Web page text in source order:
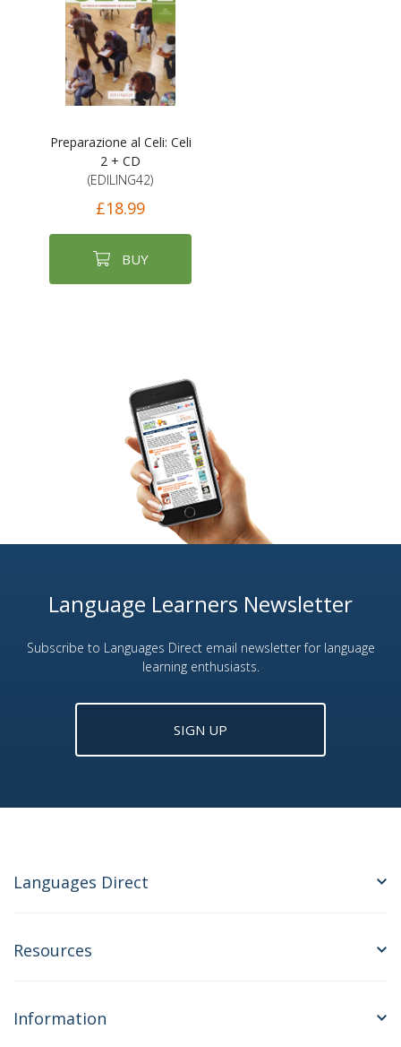
Preparazione al Celi: Celi
2 + CD
(EDILING42)
£18.99
BUY
Language Learners Newsletter
Subscribe to Languages Direct email newsletter for language
learning enthusiasts.
SIGN UP
Languages Direct
Resources
Information